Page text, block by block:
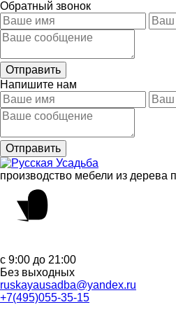
Обратный звонок
Напишите нам
производство мебели из дерева
с 9:00 до 21:00
Без выходных
ruskayausadba@yandex.ru
+7(495)055-35-15